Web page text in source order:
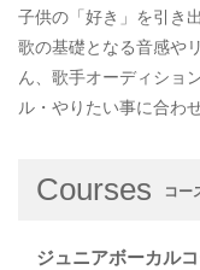
子供の「好き」を引き
歌の基礎となる音感や
ん、歌手オーディショ
ル・やりたい事に合わ
Courses コー
ジュニアボーカル